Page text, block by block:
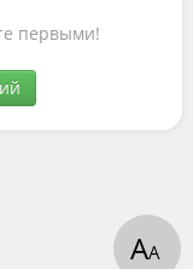
первыми!
АА